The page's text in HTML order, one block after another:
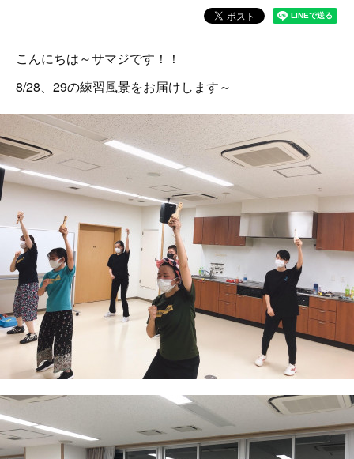
こんにちは～サマジです！！
8/28、29の練習風景をお届けします～